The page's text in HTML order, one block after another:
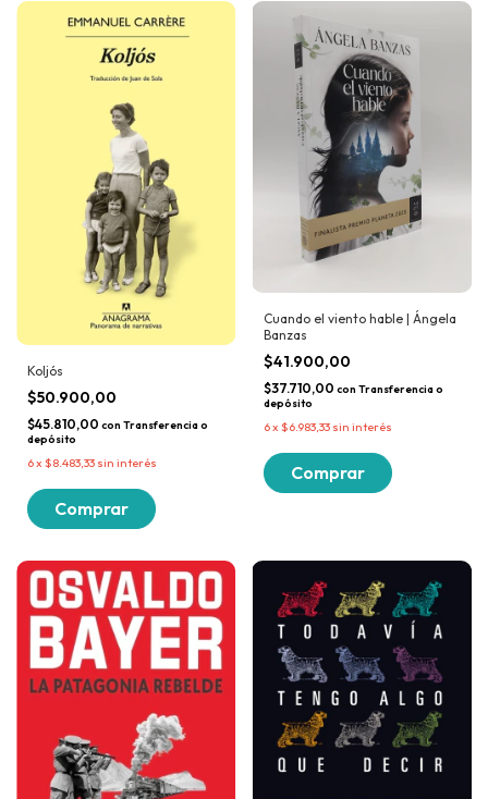
Koljós
$50.900,00
$45.810,00 con Transferencia o
depósito
6x $8.483,33 sin interés
Cuando el viento hable | Ángela
Banzas
$41.900,00
$37.710,00 con Transferencia o
depósito
6x $6.983,33 sin interés